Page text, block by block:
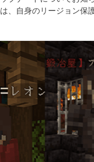
は、自身のリージョン保